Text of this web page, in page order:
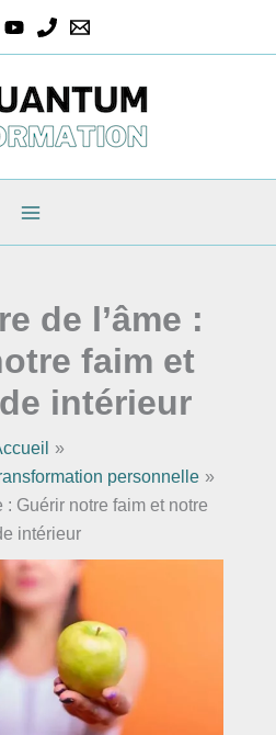
de l’âme :
faim et
intérieur
personnelle
: Guérir notre faim et notre
intérieur